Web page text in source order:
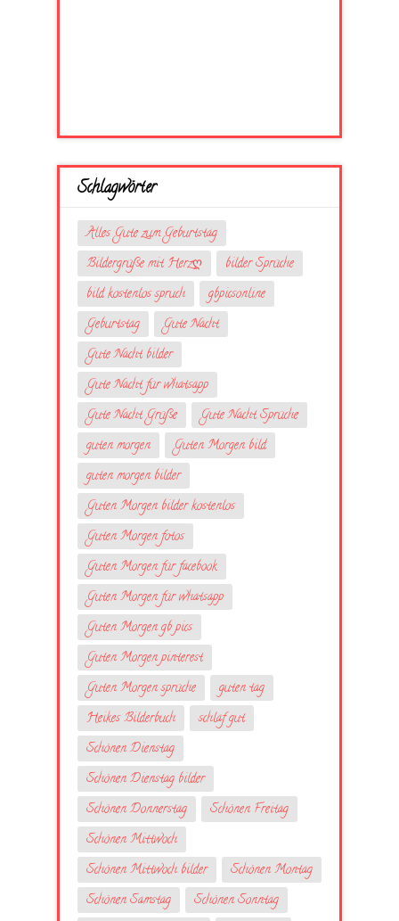
Schlagwörter
Alles Gute zum Geburtstag
Bildergrüße mit Herzღ
bilder Sprüche
bild kostenlos spruch
gbpicsonline
Geburtstag
Gute Nacht
Gute Nacht bilder
Gute Nacht für whatsapp
Gute Nacht Grüße
Gute Nacht Sprüche
guten morgen
Guten Morgen bild
guten morgen bilder
Guten Morgen bilder kostenlos
Guten Morgen fotos
Guten Morgen für facebook
Guten Morgen für whatsapp
Guten Morgen gb pics
Guten Morgen pinterest
Guten Morgen sprüche
guten tag
Heikes Bilderbuch
schlaf gut
Schönen Dienstag
Schönen Dienstag bilder
Schönen Donnerstag
Schönen Freitag
Schönen Mittwoch
Schönen Mittwoch bilder
Schönen Montag
Schönen Samstag
Schönen Sonntag